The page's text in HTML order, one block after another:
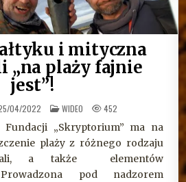
i mityczna
„na plaży fajnie
jest”!
04/2022 OPUBLIKOWANE
W
WIDEO 452
Fundacji „Skryptorium” ma na
plaży z różnego rodzaju
a także elementów
Prowadzona pod nadzorem